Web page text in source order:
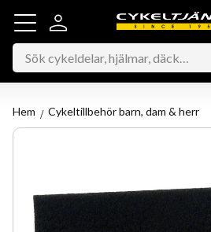
Meny
Hem Cykeltillbehör barn, dam & herr